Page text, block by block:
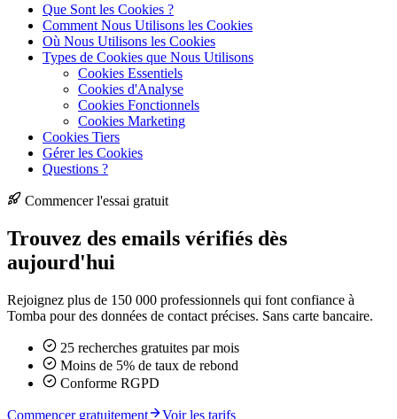
Que Sont les Cookies ?
Comment Nous Utilisons les Cookies
Où Nous Utilisons les Cookies
Types de Cookies que Nous Utilisons
Cookies Essentiels
Cookies d'Analyse
Cookies Fonctionnels
Cookies Marketing
Cookies Tiers
Gérer les Cookies
Questions ?
Commencer l'essai gratuit
Trouvez des emails vérifiés dès
aujourd'hui
Rejoignez plus de 150 000 professionnels qui font confiance à
Tomba pour des données de contact précises. Sans carte bancaire.
25 recherches gratuites par mois
Moins de 5% de taux de rebond
Conforme RGPD
Commencer gratuitement Voir les tarifs